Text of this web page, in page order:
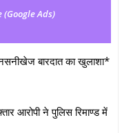
(Google Ads)
बारदात का खुलाशा*
आरोपी ने पुलिस रिमाण्ड में